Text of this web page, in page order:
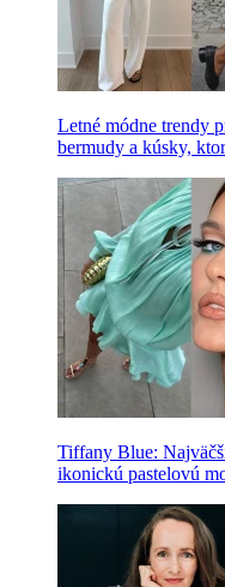
Letné módne trendy
bermudy a kúsky,
Tiffany Blue:
ikonickú pastelovú